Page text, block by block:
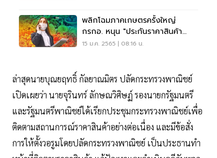
พลิกโฉมภาคเกษตรครั้งใหญ่
กรกอ. หนุน "ประกันราคาสินค้า
เกษตร"
15 ม.ค. 2565 | 08:16 น.
ล่าสุดนายบุณยฤทธิ์ กัลยาณมิตร ปลัดกระทรวงพาณิชย์
เปิดเผยว่า นายจุรินทร์ ลักษณวิศิษฏ์ รองนายกรัฐมนตรี
และรัฐมนตรีพาณิชย์ได้เรียกประชุมกระทรวงพาณิชย์เพื่อ
ติดตามสถานการณ์ราคาสินค้าอย่างต่อเนื่อง และมีข้อสั่ง
การให้ตั้งวอรูมโดยปลัดกระทรวงพาณิชย์ เป็นประธานทำ